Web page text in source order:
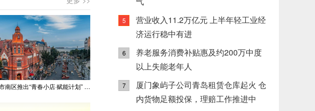
青岛市市南区推出“青春小店·赋能计划” 聚满青岛温情
5
营业收入11.2万亿元 上半年轻工业经
济运行稳中有进
6
养老服务消费补贴惠及约200万中度
以上失能老年人
7
厦门象屿子公司青岛租赁仓库起火 仓
内货物足额投保，理赔工作推进中